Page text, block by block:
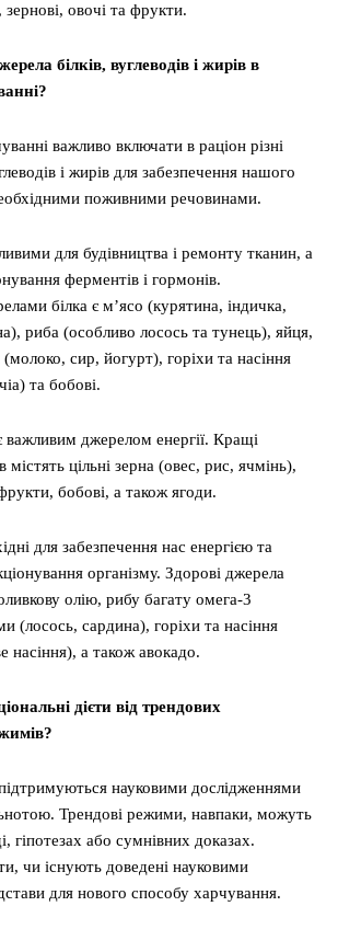
зернові, овочі та фрукти.
білків, вуглеводів і жирів в
важливо включати в раціон різні
і жирів для забезпечення нашого
поживними речовинами.
для будівництва і ремонту тканин, а
ферментів і гормонів.
білка є м’ясо (курятина, індичка,
риба (особливо лосось та тунець), яйця,
сир, йогурт), горіхи та насіння
та бобові.
важливим джерелом енергії. Кращі
містять цільні зерна (овес, рис, ячмінь),
бобові, а також ягоди.
для забезпечення нас енергією та
організму. Здорові джерела
олію, рибу багату омега-3
(лосось, сардина), горіхи та насіння
насіння), а також авокадо.
дієти від трендових
підтримуються науковими дослідженнями
Трендові режими, навпаки, можуть
гіпотезах або сумнівних доказах.
чи існують доведені науковими
для нового способу харчування.